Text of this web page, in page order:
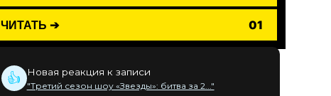
ЧИТАТЬ ➔ 01
👍 Новая реакция к записи
"Третий сезон шоу «Звезды»: битва за 2..."